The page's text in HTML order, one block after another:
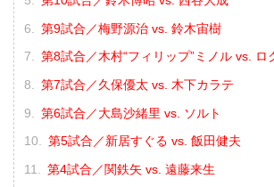
第9試合／梅野源治 vs. 鈴木宙樹
第8試合／木村“フィリップ”ミノル vs. ロ
第7試合／久保優太 vs. 木下カラテ
第6試合／大島沙緒里 vs. ソルト
第5試合／新居すぐる vs. 飯田健夫
第4試合／関鉄矢 vs. 遠藤来生